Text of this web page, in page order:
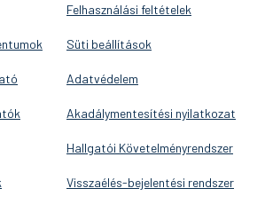
Felhasználási feltételek
Süti beállítások
Adatvédelem
Akadálymentesítési nyilatkozat
Hallgatói Követelményrendszer
Visszaélés-bejelentési rendszer